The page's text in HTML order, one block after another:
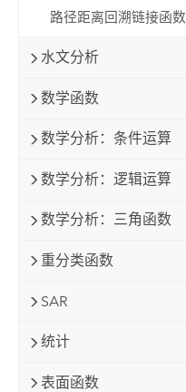
路径距离回溯链接函数
水文分析
数学函数
数学分析：条件运算
数学分析：逻辑运算
数学分析：三角函数
重分类函数
SAR
统计
表面函数